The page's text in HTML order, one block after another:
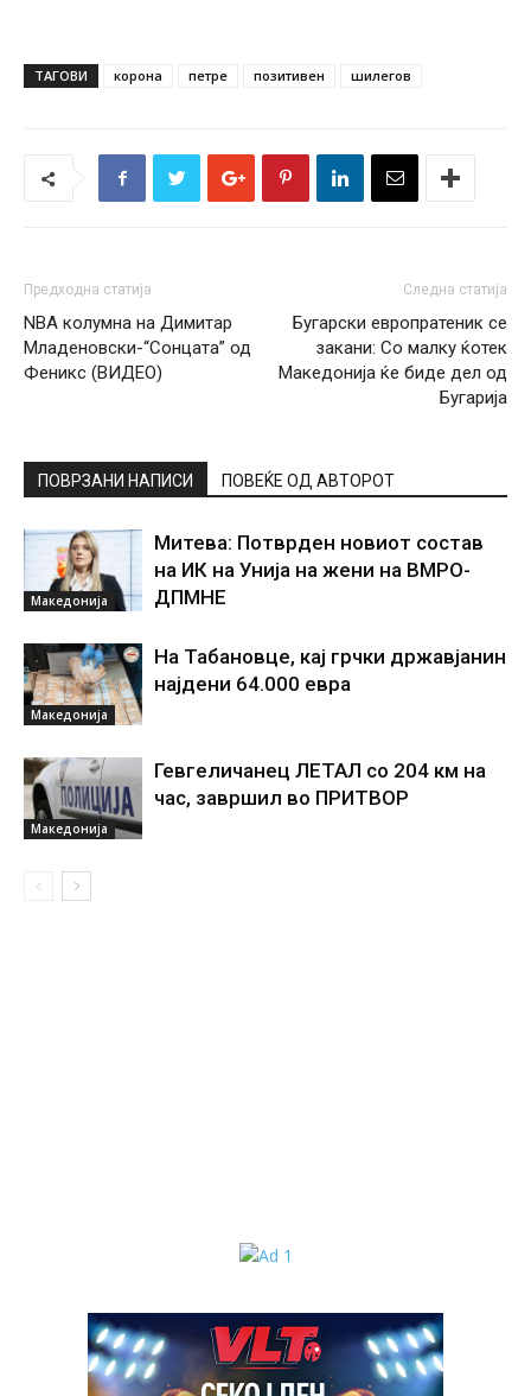
ТАГОВИ корона петре позитивен шилегов
Предходна статија
NBA колумна на Димитар
Младеновски-“Сонцата” од
Феникс (ВИДЕО)
Следна статија
Бугарски европратеник се
закани: Со малку ќотек
Македонија ќе биде дел од
Бугарија
ПОВРЗАНИ НАПИСИ ПОВЕЌЕ ОД АВТОРОТ
Македонија
Митева: Потврден новиот состав
на ИК на Унија на жени на ВМРО-
ДПМНЕ
Македонија
На Табановце, кај грчки државјанин
најдени 64.000 евра
Македонија
Гевгеличанец ЛЕТАЛ со 204 км на
час, завршил во ПРИТВОР